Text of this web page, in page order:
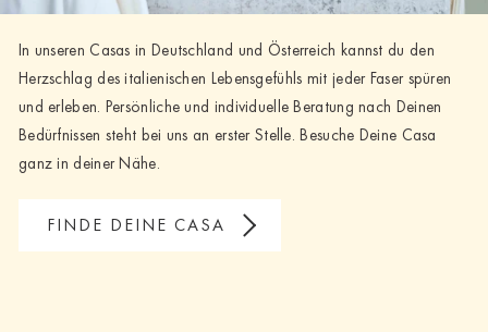
In unseren Casas in Deutschland und Österreich kannst du den
Herzschlag des italienischen Lebensgefühls mit jeder Faser spüren
und erleben. Persönliche und individuelle Beratung nach Deinen
Bedürfnissen steht bei uns an erster Stelle. Besuche Deine Casa
ganz in deiner Nähe.
FINDE DEINE CASA